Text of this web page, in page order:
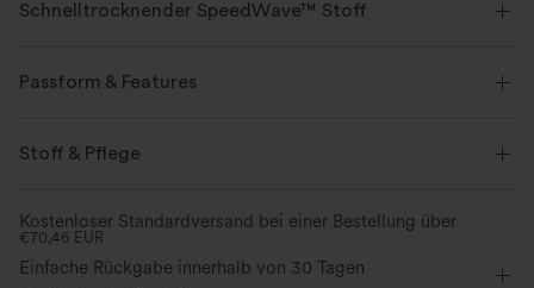
Schnelltrocknender SpeedWave™ Stoff
deine intensivsten Workouts.
Passform & Features
Wandern
Stoff & Pflege
Kostenloser Standardversand bei einer Bestellung über
€70,46 EUR
Einfache Rückgabe innerhalb von 30 Tagen